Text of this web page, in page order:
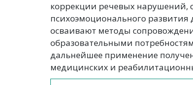
коррекции речевых нарушений,
психоэмоционального развития
осваивают методы
образовательными
дальнейшее применение
медицинских и